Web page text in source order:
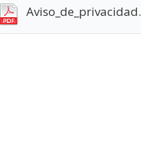
Aviso_de_privacidad.